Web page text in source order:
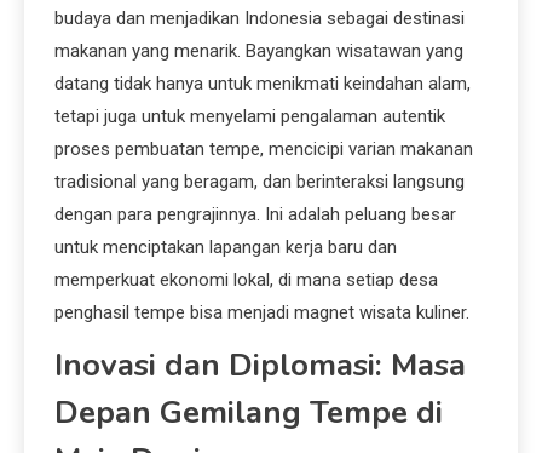
budaya dan menjadikan Indonesia sebagai destinasi
makanan yang menarik. Bayangkan wisatawan yang
datang tidak hanya untuk menikmati keindahan alam,
tetapi juga untuk menyelami pengalaman autentik
proses pembuatan tempe, mencicipi varian makanan
tradisional yang beragam, dan berinteraksi langsung
dengan para pengrajinnya. Ini adalah peluang besar
untuk menciptakan lapangan kerja baru dan
memperkuat ekonomi lokal, di mana setiap desa
penghasil tempe bisa menjadi magnet wisata kuliner.
Inovasi dan Diplomasi: Masa
Depan Gemilang Tempe di